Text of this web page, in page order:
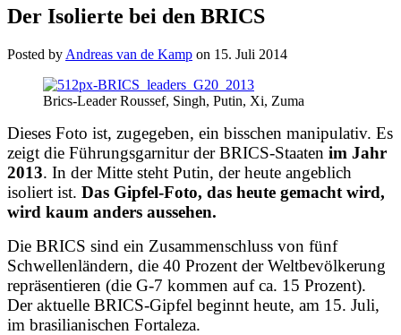
Der Isolierte bei den BRICS
Posted by Andreas van de Kamp on 15. Juli 2014
Brics-Leader Roussef, Singh, Putin, Xi, Zuma
Dieses Foto ist, zugegeben, ein bisschen manipulativ. Es
zeigt die Führungsgarnitur der BRICS-Staaten im Jahr
2013. In der Mitte steht Putin, der heute angeblich
isoliert ist. Das Gipfel-Foto, das heute gemacht wird,
wird kaum anders aussehen.
Die BRICS sind ein Zusammenschluss von fünf
Schwellenländern, die 40 Prozent der Weltbevölkerung
repräsentieren (die G-7 kommen auf ca. 15 Prozent).
Der aktuelle BRICS-Gipfel beginnt heute, am 15. Juli,
im brasilianischen Fortaleza.